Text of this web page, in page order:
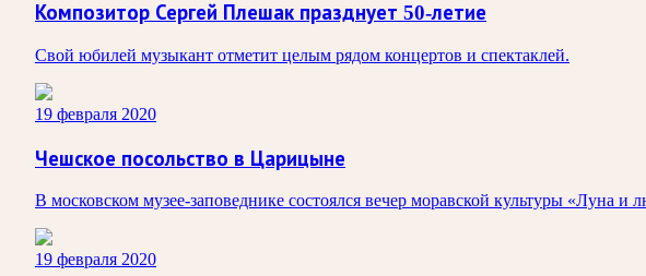
Композитор Сергей Плешак празднует 50-летие
Свой юбилей музыкант отметит целым рядом концертов и спектаклей.
19 февраля 2020
Чешское посольство в Царицыне
В московском музее-заповеднике состоялся вечер моравской культуры «Луна и
19 февраля 2020